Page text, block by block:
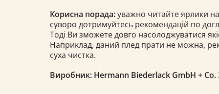
Корисна порада:уважно читайте ярлики
суворо дотримуйтесь рекомендацій по
Тоді Ви зможете довго насолоджуватися
Наприклад, даний плед прати не можна,
суха чистка.
Виробник: Hermann Biederlack GmbH + Co.